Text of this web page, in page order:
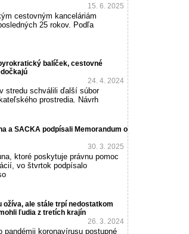
15. 6. 2025
cestovným kanceláriám
25 rokov. Podľa
balíček, cestovné
24. 4. 2024
stredu schválili ďalší súbor
prostredia. Návrh
a SACKA podpísali Memorandum o
30. 3. 2025
ktoré poskytuje právnu pomoc
vo štvrtok podpísalo
ale stále trpí nedostatkom
ľudia z tretích krajín
26. 3. 2024
koronavírusu postupné